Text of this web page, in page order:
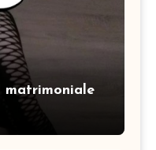
matrimoniale